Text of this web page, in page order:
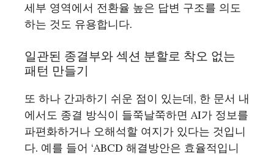
세부 영역에서 전환율 높은 답변 구조를 의도
하는 것도 유용합니다.
일관된 종결부와 섹션 분할로 착오 없는
패턴 만들기
또 하나 간과하기 쉬운 점이 있는데, 한 문서 내
에서도 종결 방식이 들쭉날쭉하면 AI가 정보를
파편화하거나 오해석할 여지가 있다는 것입니
다. 예를 들어 ‘ABCD 해결방안은 효율적입니